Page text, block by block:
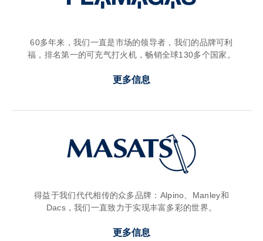
60多年来，我们一直是市场的领导者，我们的品牌可利
福，排名第一的可充气打火机，畅销全球130多个国家。
更多信息
得益于我们代代相传的众多品牌：Alpino、Manley和
Dacs，我们一直致力于实现丰富多彩的世界。
更多信息